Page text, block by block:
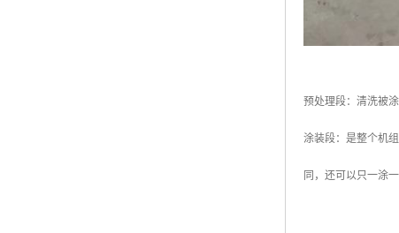
预处理段：清洗被
涂装段：是整个机
同，还可以只一涂